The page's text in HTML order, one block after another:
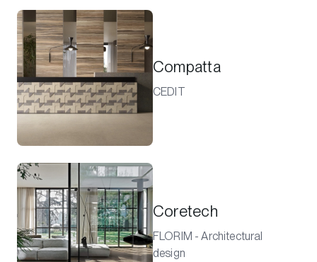
Compatta
CEDIT
Coretech
FLORIM - Architectural
design